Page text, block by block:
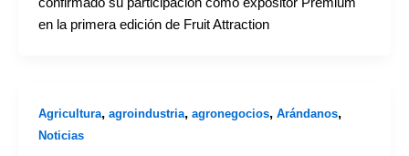
en la primera edición de Fruit Attraction
Agricultura, agroindustria, agronegocios, Arándanos,
Noticias